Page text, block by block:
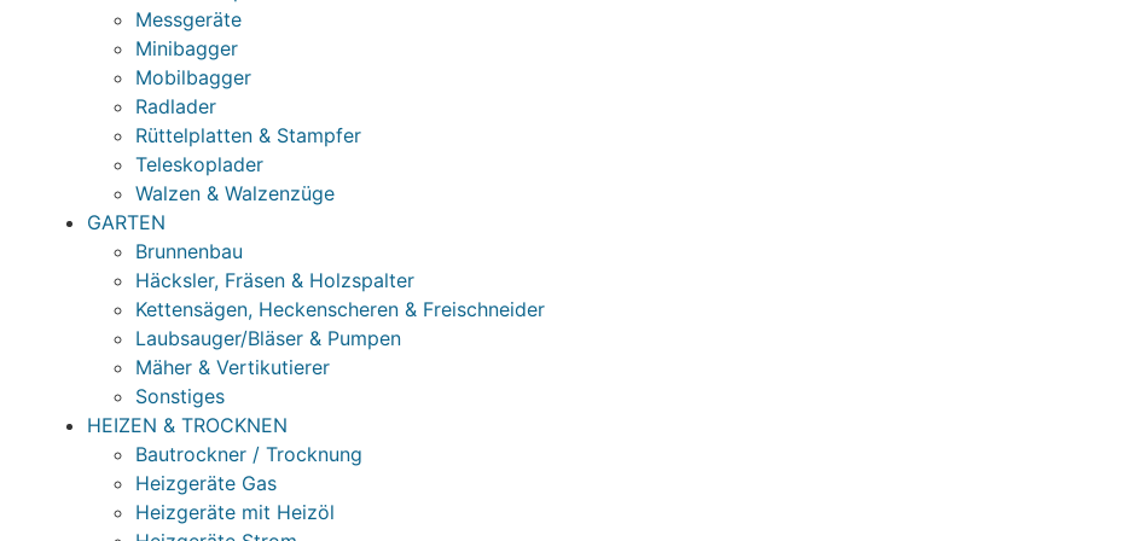
Messgeräte
Minibagger
Mobilbagger
Radlader
Rüttelplatten & Stampfer
Teleskoplader
Walzen & Walzenzüge
GARTEN
Brunnenbau
Häcksler, Fräsen & Holzspalter
Kettensägen, Heckenscheren & Freischneider
Laubsauger/Bläser & Pumpen
Mäher & Vertikutierer
Sonstiges
HEIZEN & TROCKNEN
Bautrockner / Trocknung
Heizgeräte Gas
Heizgeräte mit Heizöl